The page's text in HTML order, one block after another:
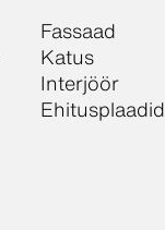
Fassaad
Katus
Interjöör
Ehitusplaadid